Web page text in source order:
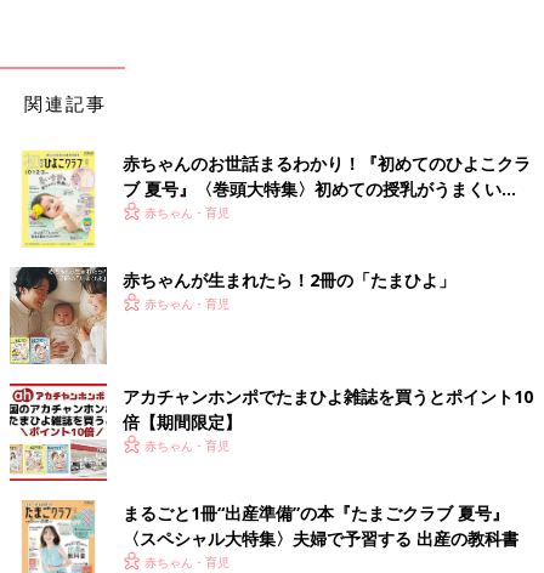
関連記事
赤ちゃんのお世話まるわかり！『初めてのひよこクラ
ブ 夏号』〈巻頭大特集〉初めての授乳がうまくい
く！ おっぱい・ミルクの基本と夏のトラブル 解決テ
赤ちゃん・育児
赤ちゃんが生まれたら！2冊の「たまひよ」
赤ちゃん・育児
アカチャンホンポでたまひよ雑誌を買うとポイント10
倍【期間限定】
赤ちゃん・育児
まるごと1冊“出産準備”の本『たまごクラブ 夏号』
〈スペシャル大特集〉夫婦で予習する 出産の教科書
赤ちゃん・育児